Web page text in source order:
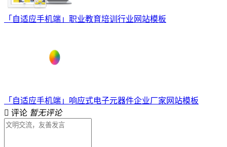
「自适应手机端」职业教育培训行业网站模板
「自适应手机端」响应式电子元器件企业厂家网站模板
评论 暂无评论